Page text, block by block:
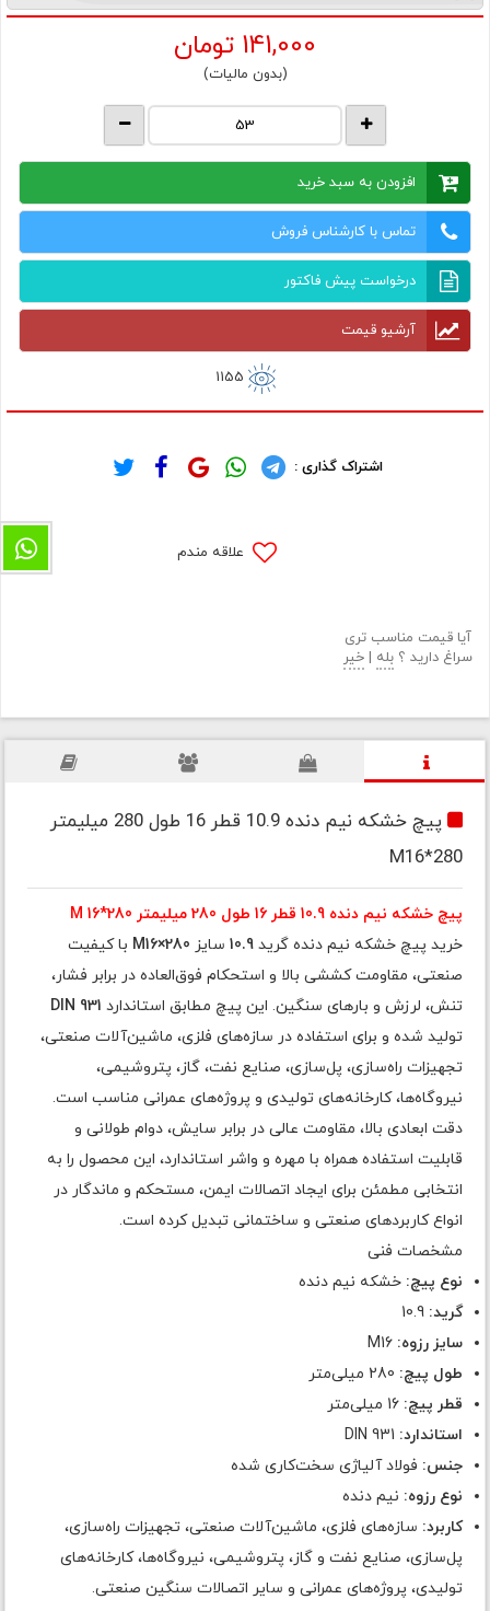
141,000 تومان
(بدون مالیات)
افزودن به سبد خرید
تماس با کارشناس فروش
درخواست پیش فاکتور
آرشیو قیمت
1155
اشتراک گذاری :
علاقه مندم
آیا قیمت مناسب تری
سراغ دارید ؟ بله | خیر
پیچ خشکه نیم دنده 10.9 قطر 16 طول 280 میلیمتر
M16*280
پیچ خشکه نیم دنده 10.9 قطر 16 طول 280 میلیمتر M 16*280
خرید پیچ خشکه نیم دنده گرید10.9 سایز M16×280 با کیفیت
صنعتی، مقاومت کششی بالا و استحکام فوق‌العاده در برابر فشار،
تنش، لرزش و بارهای سنگین. این پیچ مطابق استاندارد DIN 931
تولید شده و برای استفاده در سازه‌های فلزی، ماشین‌آلات صنعتی،
تجهیزات راه‌سازی، پل‌سازی، صنایع نفت، گاز، پتروشیمی،
نیروگاه‌ها، کارخانه‌های تولیدی و پروژه‌های عمرانی مناسب است.
دقت ابعادی بالا، مقاومت عالی در برابر سایش، دوام طولانی و
قابلیت استفاده همراه با مهره و واشر استاندارد، این محصول را به
انتخابی مطمئن برای ایجاد اتصالات ایمن، مستحکم و ماندگار در
انواع کاربردهای صنعتی و ساختمانی تبدیل کرده است.
مشخصات فنی
نوع پیچ: خشکه نیم دنده
گرید: 10.9
سایز رزوه: M16
طول پیچ:
قطر پیچ: 16 میلی‌متر
استاندارد:
جنس: فولاد آلیاژی سخت‌کاری شده
نوع رزوه: نیم دنده
کاربرد: سازه‌های فلزی، ماشین‌آلات صنعتی، تجهیزات راه‌سازی،
پل‌سازی، صنایع نفت و گاز، پتروشیمی، نیروگاه‌ها، کارخانه‌های
تولیدی، پروژه‌های عمرانی و سایر اتصالات سنگین صنعتی.